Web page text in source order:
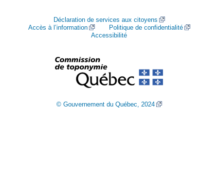
Déclaration de services aux citoyens
Accès à l’information
Politique de confidentialité
Accessibilité
© Gouvernement du Québec, 2024